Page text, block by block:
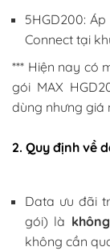
5HGD200:
Connect tại
*** Hiện nay có
gói MAX
dùng nhưng giá
2. Quy định về
Data ưu đãi
gói) là
không cần